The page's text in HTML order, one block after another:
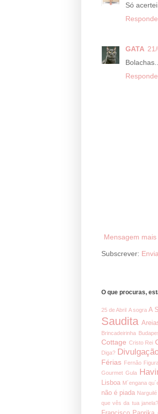
Só
GATA
Mensagem
Subscrever:
O que procuras,
25 de Abril A sogra A
Saudita
Brincadeirinha
Cottage Cristo Rei
Diga?
Férias Fernão
Gourmet Gula
Lisboa M´engana
não é piada Narguilé
que vês da tua janela?